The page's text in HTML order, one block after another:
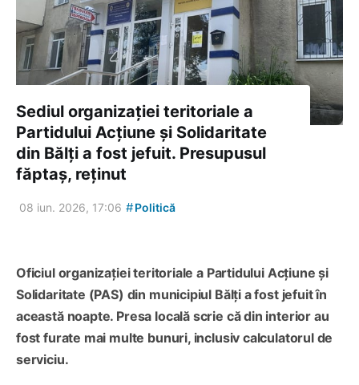
Sediul organizației teritoriale a
Partidului Acțiune și Solidaritate
din Bălți a fost jefuit. Presupusul
făptaș, reținut
08 iun. 2026, 17:06 #Politică
Oficiul organizației teritoriale a Partidului Acțiune și
Solidaritate (PAS) din municipiul Bălți a fost jefuit în
această noapte. Presa locală scrie că din interior au
fost furate mai multe bunuri, inclusiv calculatorul de
serviciu.